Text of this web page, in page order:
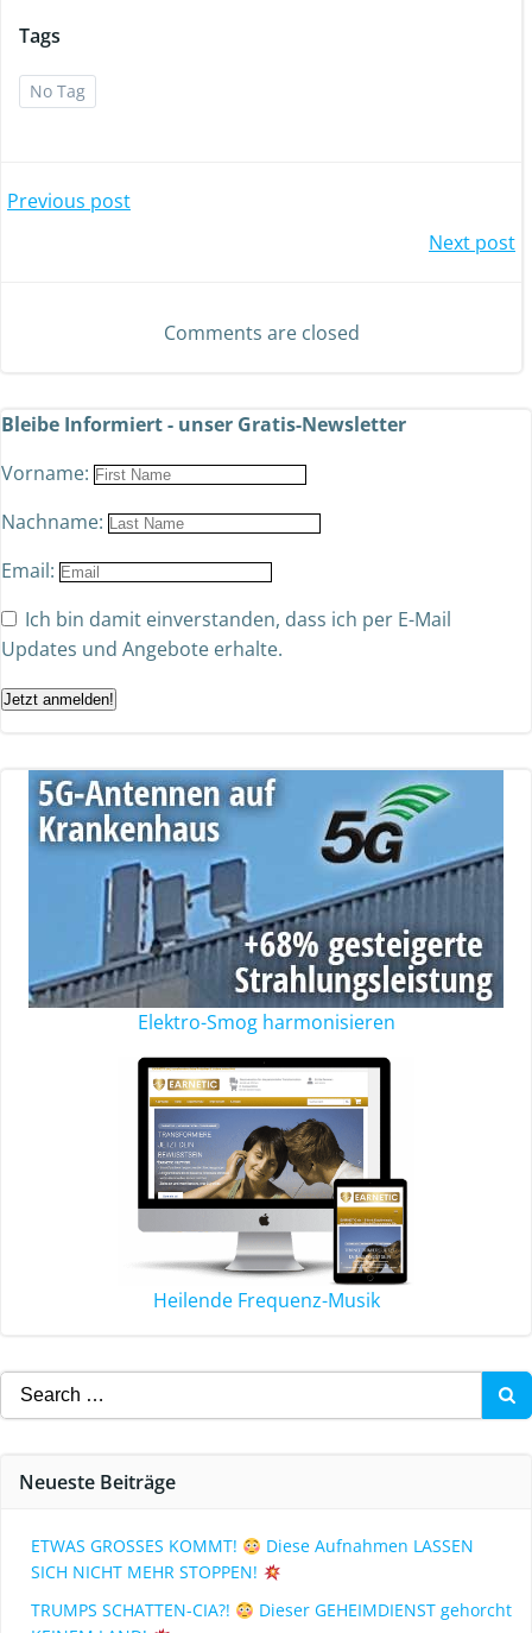
Tags
No Tag
Previous post
Next post
Comments are closed
Bleibe Informiert - unser Gratis-Newsletter
Vorname:
Nachname:
Email:
Ich bin damit einverstanden, dass ich per E-Mail
Updates und Angebote erhalte.
Jetzt anmelden!
Elektro-Smog harmonisieren
Heilende Frequenz-Musik
Neueste Beiträge
ETWAS GROSSES KOMMT!
Diese Aufnahmen LASSEN
SICH NICHT MEHR STOPPEN!
TRUMPS SCHATTEN-CIA?!
Dieser GEHEIMDIENST gehorcht